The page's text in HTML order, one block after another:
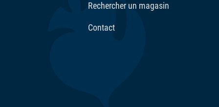
Rechercher un magasin
Contact